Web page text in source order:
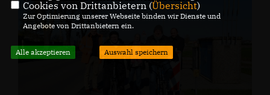
Cookies von Drittanbietern (Übersicht)
Zur Optimierung unserer Webseite binden wir Dienste und
Angebote von Drittanbietern ein.
Alle akzeptieren Auswahl speichern